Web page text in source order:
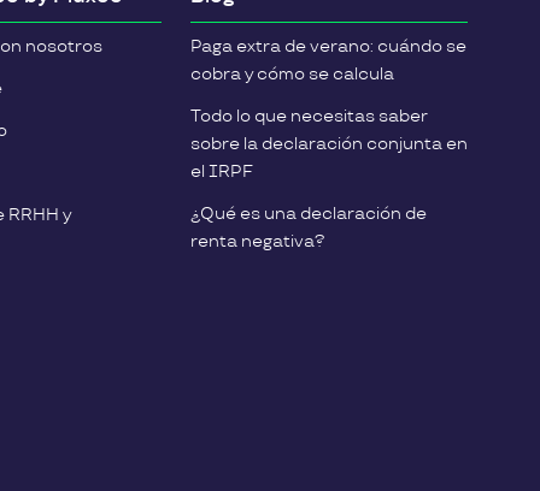
nosotros
RRHH y
Paga extra de verano: cuándo se
cobra y cómo se calcula
Todo lo que necesitas saber
sobre la declaración conjunta en
el IRPF
¿Qué es una declaración de
renta negativa?